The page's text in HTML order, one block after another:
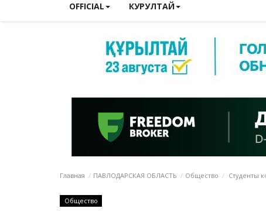
OFFICIAL КУРУЛТАЙ
Главная ПАВЛОДАРСКАЯ ОБЛАСТЬ Общество Студенты
Общество